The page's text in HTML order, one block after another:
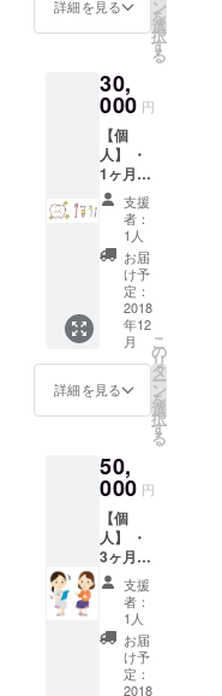
表歯科
ベルの
知って
おきた
い歯の
情報を
お届け
する
Line@
の登録
にて無
料配布
生澤の
口臭予
ナー」
（3万円
相当）
の動画
をプレ
ゼント
・「５
日間の
口臭予
防メル
マガ」
無料購
読（5千
円相
当） ・
「あな
たの歯
せない
７つの
チェッ
クポイ
ント」
(1万円
相当）
代表歯
科医師
Dr.生澤
によ
る、世
詳細を見る ン
を
選
択
す
る
30,
000 円
【個
人】 ・
1ヶ月間
有効
「ベイ
シック
フロス
フリー
パス」
・「代
表歯科
医師
Dr. 生澤
の口臭
予防セ
ミ
（3万円
相当）
の動画
をプレ
ゼント
・ 「５
日間の
口臭予
防メル
マガ無
料購
読」（5
支援
者：
1人
お届
け予
定：
2018
年12
月
詳細を見る
こ
の
リ
タ
ー
ン
を
選
択
す
る
50,
000 円
【個
人】 ・
3ヶ月間
有効
「ベイ
シック
フロス
フリー
パス」
・「代
支援
者：
1人
お届
け予
定：
2018